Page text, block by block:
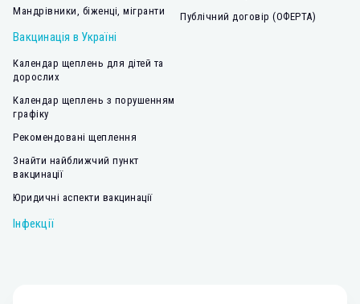
Мандрівники, біженці, мігранти
Вакцинація в Україні
Календар щеплень для дітей та
дорослих
Календар щеплень з порушенням
графіку
Рекомендовані щеплення
Знайти найближчий пункт
вакцинації
Юридичні аспекти вакцинації
Інфекції
Публічний договір (ОФЕРТА)